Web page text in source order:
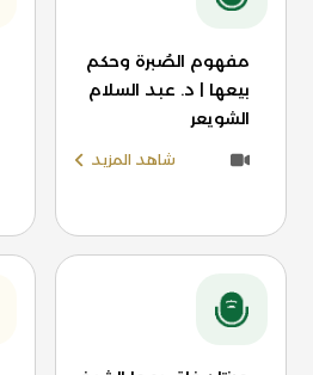
مفهوم الصُبرة وحكم
بيعها | د. عبد السلام
الشويعر
شاهد المزيد